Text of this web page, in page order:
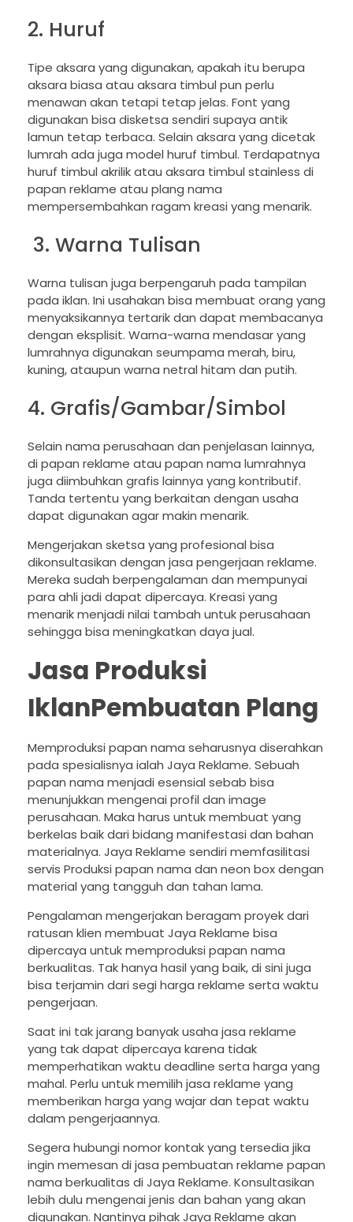
2. Huruf
Tipe aksara yang digunakan, apakah itu berupa
aksara biasa atau aksara timbul pun perlu
menawan akan tetapi tetap jelas. Font yang
digunakan bisa disketsa sendiri supaya antik
lamun tetap terbaca. Selain aksara yang dicetak
lumrah ada juga model huruf timbul. Terdapatnya
huruf timbul akrilik atau aksara timbul stainless di
papan reklame atau plang nama
mempersembahkan ragam kreasi yang menarik.
3. Warna Tulisan
Warna tulisan juga berpengaruh pada tampilan
pada iklan. Ini usahakan bisa membuat orang yang
menyaksikannya tertarik dan dapat membacanya
dengan eksplisit. Warna-warna mendasar yang
lumrahnya digunakan seumpama merah, biru,
kuning, ataupun warna netral hitam dan putih.
4. Grafis/Gambar/Simbol
Selain nama perusahaan dan penjelasan lainnya,
di papan reklame atau papan nama lumrahnya
juga diimbuhkan grafis lainnya yang kontributif.
Tanda tertentu yang berkaitan dengan usaha
dapat digunakan agar makin menarik.
Mengerjakan sketsa yang profesional bisa
dikonsultasikan dengan jasa pengerjaan reklame.
Mereka sudah berpengalaman dan mempunyai
para ahli jadi dapat dipercaya. Kreasi yang
menarik menjadi nilai tambah untuk perusahaan
sehingga bisa meningkatkan daya jual.
Jasa Produksi
IklanPembuatan Plang
Memproduksi papan nama seharusnya diserahkan
pada spesialisnya ialah Jaya Reklame. Sebuah
papan nama menjadi esensial sebab bisa
menunjukkan mengenai profil dan image
perusahaan. Maka harus untuk membuat yang
berkelas baik dari bidang manifestasi dan bahan
materialnya. Jaya Reklame sendiri memfasilitasi
servis Produksi papan nama dan neon box dengan
material yang tangguh dan tahan lama.
Pengalaman mengerjakan beragam proyek dari
ratusan klien membuat Jaya Reklame bisa
dipercaya untuk memproduksi papan nama
berkualitas. Tak hanya hasil yang baik, di sini juga
bisa terjamin dari segi harga reklame serta waktu
pengerjaan.
Saat ini tak jarang banyak usaha jasa reklame
yang tak dapat dipercaya karena tidak
memperhatikan waktu deadline serta harga yang
mahal. Perlu untuk memilih jasa reklame yang
memberikan harga yang wajar dan tepat waktu
dalam pengerjaannya.
Segera hubungi nomor kontak yang tersedia jika
ingin memesan di jasa pembuatan reklame papan
nama berkualitas di Jaya Reklame. Konsultasikan
lebih dulu mengenai jenis dan bahan yang akan
digunakan. Nantinya pihak Jaya Reklame akan